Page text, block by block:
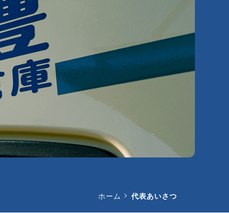
ホーム 代表あいさつ